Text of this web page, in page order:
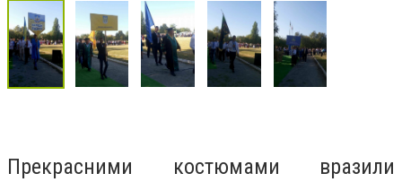
Прекрасними костюмами вразили